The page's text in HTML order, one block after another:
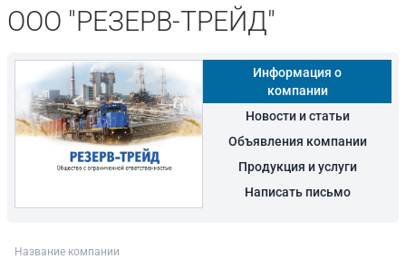
ООО "РЕЗЕРВ-ТРЕЙД"
Информация о
компании
Новости и статьи
Объявления компании
Продукция и услуги
Написать письмо
Название компании